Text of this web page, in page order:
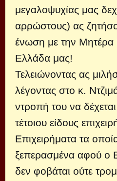
μεγαλοψυχίας μας
αρρώστους) ας
ένωση με την Μητέρα
Ελλάδα μας!
Τελειώνοντας ας
λέγοντας στο κ.
ντροπή του να
τέτοιου είδους
Επιχειρήματα τα
ξεπερασμένα αφού ο
δεν φοβάται ούτε